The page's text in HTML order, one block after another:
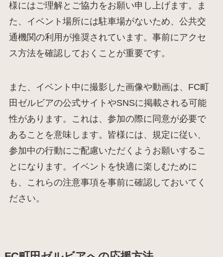
様にはご理解とご協力をお願い申し上げます。ま
た、イベント場所には駐車場がないため、公共交
通機関の利用が推奨されています。事前にアクセ
ス方法を確認しておくことが重要です。
また、イベント中に撮影した画像や動画は、FC町
田ゼルビアの公式サイトやSNSに掲載される可能
性があります。これは、参加の際に同意が必要で
あることを意味します。皆様には、規定に従い、
参加中の行動にご配慮いただくようお願いするこ
とになります。イベントを快適に楽しむために
も、これらの注意事項を事前に確認しておいてく
ださい。